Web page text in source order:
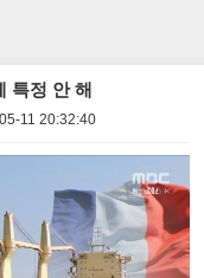
특정 안 해
11 20:32:40